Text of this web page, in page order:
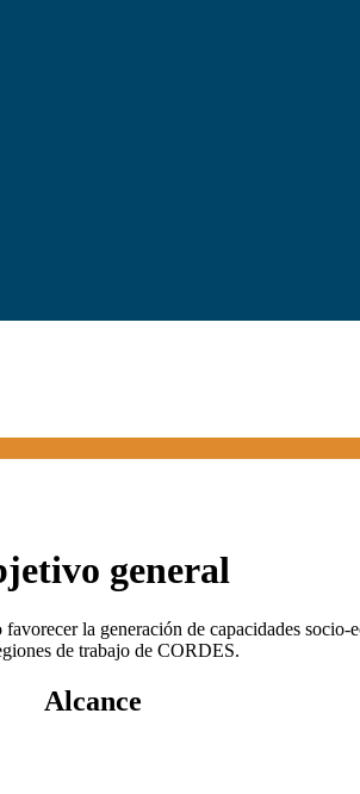
general
la generación de capacidades
de trabajo de CORDES.
Alcance